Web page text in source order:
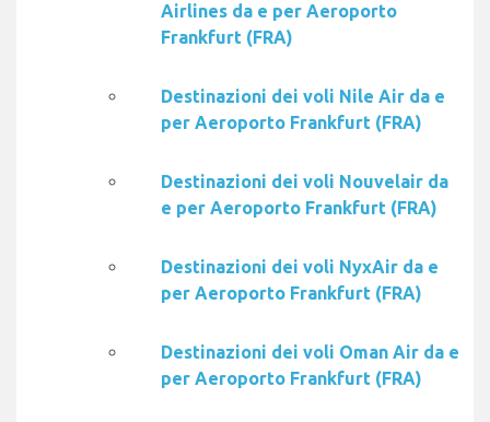
Airlines da e per Aeroporto
Frankfurt (FRA)
Destinazioni dei voli Nile Air da e
per Aeroporto Frankfurt (FRA)
Destinazioni dei voli Nouvelair da
e per Aeroporto Frankfurt (FRA)
Destinazioni dei voli NyxAir da e
per Aeroporto Frankfurt (FRA)
Destinazioni dei voli Oman Air da e
per Aeroporto Frankfurt (FRA)